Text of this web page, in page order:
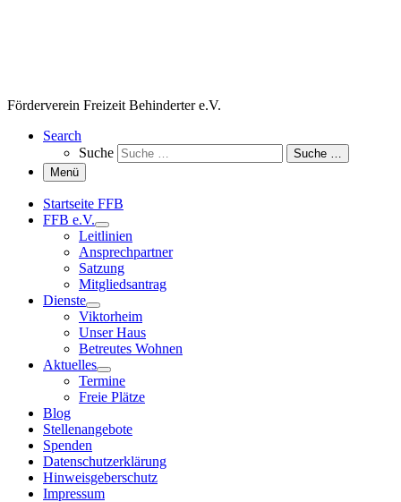
Förderverein Freizeit Behinderter e.V.
Search
Suche
Suche …
Menü
Startseite FFB
FFB e.V.
Leitlinien
Ansprechpartner
Satzung
Mitgliedsantrag
Dienste
Viktorheim
Unser Haus
Betreutes Wohnen
Aktuelles
Termine
Freie Plätze
Blog
Stellenangebote
Spenden
Datenschutzerklärung
Hinweisgeberschutz
Impressum